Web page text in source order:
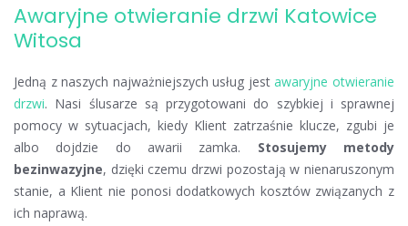
Awaryjne otwieranie drzwi Katowice
Witosa
Jedną z naszych najważniejszych usług jestawaryjne otwieranie
drzwi. Nasi ślusarze są przygotowani do szybkiej i sprawnej
pomocy w sytuacjach, kiedy Klient zatrzaśnie klucze, zgubi je
albo dojdzie do awarii zamka. Stosujemy metody
bezinwazyjne, dzięki czemu drzwi pozostają w nienaruszonym
stanie, a Klient nie ponosi dodatkowych kosztów związanych z
ich naprawą.